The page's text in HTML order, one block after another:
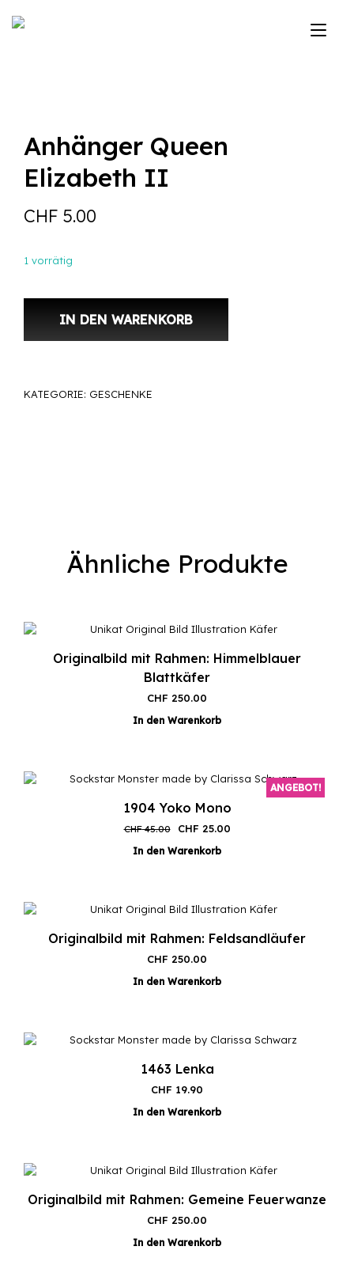
Inhalt
Anhänger Queen
Elizabeth II
CHF 5.00
1 vorrätig
IN DEN WARENKORB
KATEGORIE: GESCHENKE
Ähnliche Produkte
Originalbild mit Rahmen: Himmelblauer
Blattkäfer
CHF 250.00
In den Warenkorb
ANGEBOT!
1904 Yoko Mono
CHF45.00
Ursprünglicher
Preis
war:
CHF 25.00Aktueller
In den Warenkorb
Originalbild mit Rahmen: Feldsandläufer
CHF 250.00
In den Warenkorb
1463 Lenka
CHF 19.90
In den Warenkorb
Originalbild mit Rahmen: Gemeine Feuerwanze
CHF 250.00
In den Warenkorb